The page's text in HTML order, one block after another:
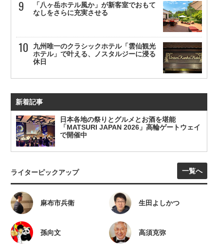
「八ヶ岳ホテル風か」が新客室でおもて
なしをさらに充実させる
九州唯一のクラシックホテル「雲仙観光
ホテル」で叶える、ノスタルジーに浸る
休日
新着記事
日本各地の祭りとグルメとお酒を堪能
「MATSURI JAPAN 2026」高輪ゲートウェイ
で開催中
ライターピックアップ 一覧へ
麻布市兵衛 生田よしかつ
孫向文 高須克弥